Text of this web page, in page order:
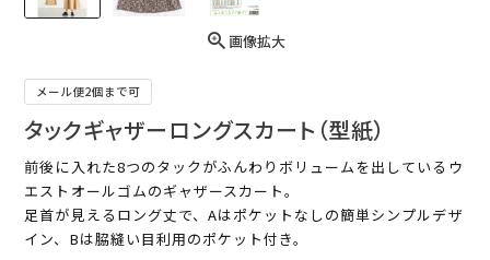
画像拡大
メール便2個まで可
タックギャザーロングスカート（型紙）
前後に入れた8つのタックがふんわりボリュームを出しているウ
エストオールゴムのギャザースカート。
足首が見えるロング丈で、Aはポケットなしの簡単シンプルデザ
イン、Bは脇縫い目利用のポケット付き。